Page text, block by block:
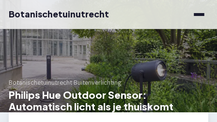
Botanischetuinutrecht
Botanischetuinutrecht›Buitenverlichting
Philips Hue Outdoor Sensor:
Automatisch licht als je thuiskomt